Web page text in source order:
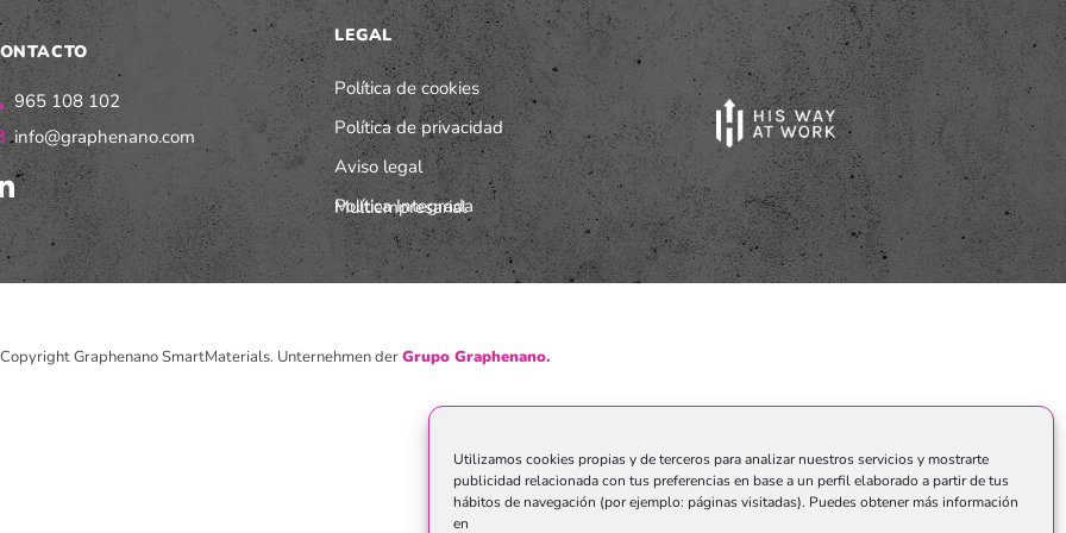
Utilizamos cookies propias y de terceros para analizar nuestros servicios y mostrarte
publicidad relacionada con tus preferencias en base a un perfil elaborado a partir de tus
hábitos de navegación (por ejemplo: páginas visitadas). Puedes obtener más información
en
965 108 102
info@graphenano.com
LEGAL
Política de cookies
Política de privacidad
Aviso legal
Política Integrada Multiempresarial
Graphenano SmartMaterials. Unternehmen derGrupo Graphenano.